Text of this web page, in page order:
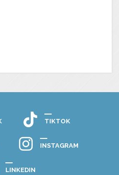
TIKTOK
INSTAGRAM
LINKEDIN